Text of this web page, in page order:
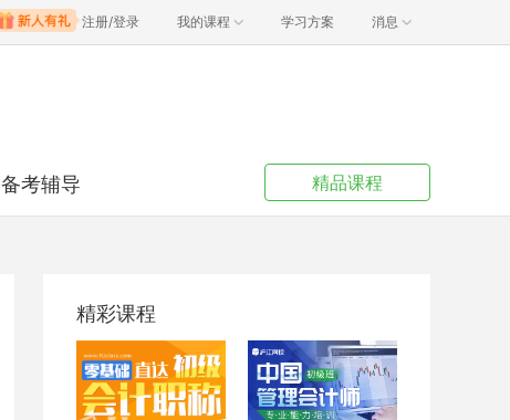
注册/登录 我的课程 学习方案 消息
备考辅导 精品课程
精彩课程